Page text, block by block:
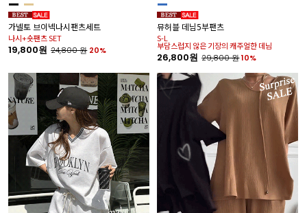
가넬토 브이넥나시팬츠세트
나시+숏팬츠 SET
19,800원 24,800원 20%
뮤허블 데님5부팬츠
S-L
부담스럽지 않은 기장의 캐주얼한 데님
26,800원 29,800원10%